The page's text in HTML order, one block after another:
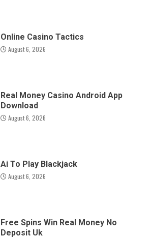
Online Casino Tactics
August 6, 2026
Real Money Casino Android App
Download
August 6, 2026
Ai To Play Blackjack
August 6, 2026
Free Spins Win Real Money No
Deposit Uk